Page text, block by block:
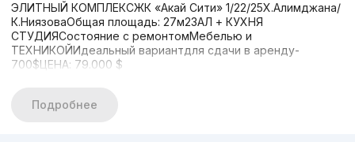
ЭЛИТНЫЙ КОМПЛЕКСЖК «Акай Сити» 1/22/25Х.Алимджана/
К.НиязоваОбщая площадь: 27м2ЗАЛ + КУХНЯ
СТУДИЯСостояние с ремонтомМебелью и
ТЕХНИКОЙИдеальный вариантдля сдачи в аренду-
700$ЦЕНА: 79.000 $
Подробнее